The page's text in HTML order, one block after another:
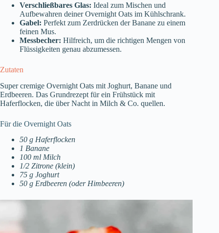
Verschließbares Glas: Ideal zum Mischen und
Aufbewahren deiner Overnight Oats im Kühlschrank.
Gabel: Perfekt zum Zerdrücken der Banane zu einem
feinen Mus.
Messbecher: Hilfreich, um die richtigen Mengen von
Flüssigkeiten genau abzumessen.
Zutaten
Super cremige Overnight Oats mit Joghurt, Banane und
Erdbeeren. Das Grundrezept für ein Frühstück mit
Haferflocken, die über Nacht in Milch & Co. quellen.
Für die Overnight Oats
50 g Haferflocken
1 Banane
100 ml Milch
1/2 Zitrone (klein)
75 g Joghurt
50 g Erdbeeren (oder Himbeeren)